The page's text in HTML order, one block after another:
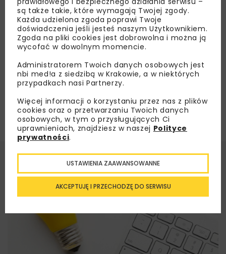
S61
Załaduj więcej...
są także takie, które wymagają Twojej zgody.
Każda udzielona zgoda poprawi Twoje
doświadczenia jeśli jesteś naszym Użytkownikiem.
Zgoda na pliki cookies jest dobrowolna i można ją
wycofać w dowolnym momencie.
Administratorem Twoich danych osobowych jest
nbi med!a z siedzibą w Krakowie, a w niektórych
przypadkach nasi Partnerzy.
Więcej informacji o korzystaniu przez nas z plików
cookies oraz o przetwarzaniu Twoich danych
osobowych, w tym o przysługujących Ci
uprawnieniach, znajdziesz w naszej Polityce
prywatności.
AKCEPTUJĘ I PRZECHODZĘ DO SERWISU
USTAWIENIA ZAAWANSOWANNE